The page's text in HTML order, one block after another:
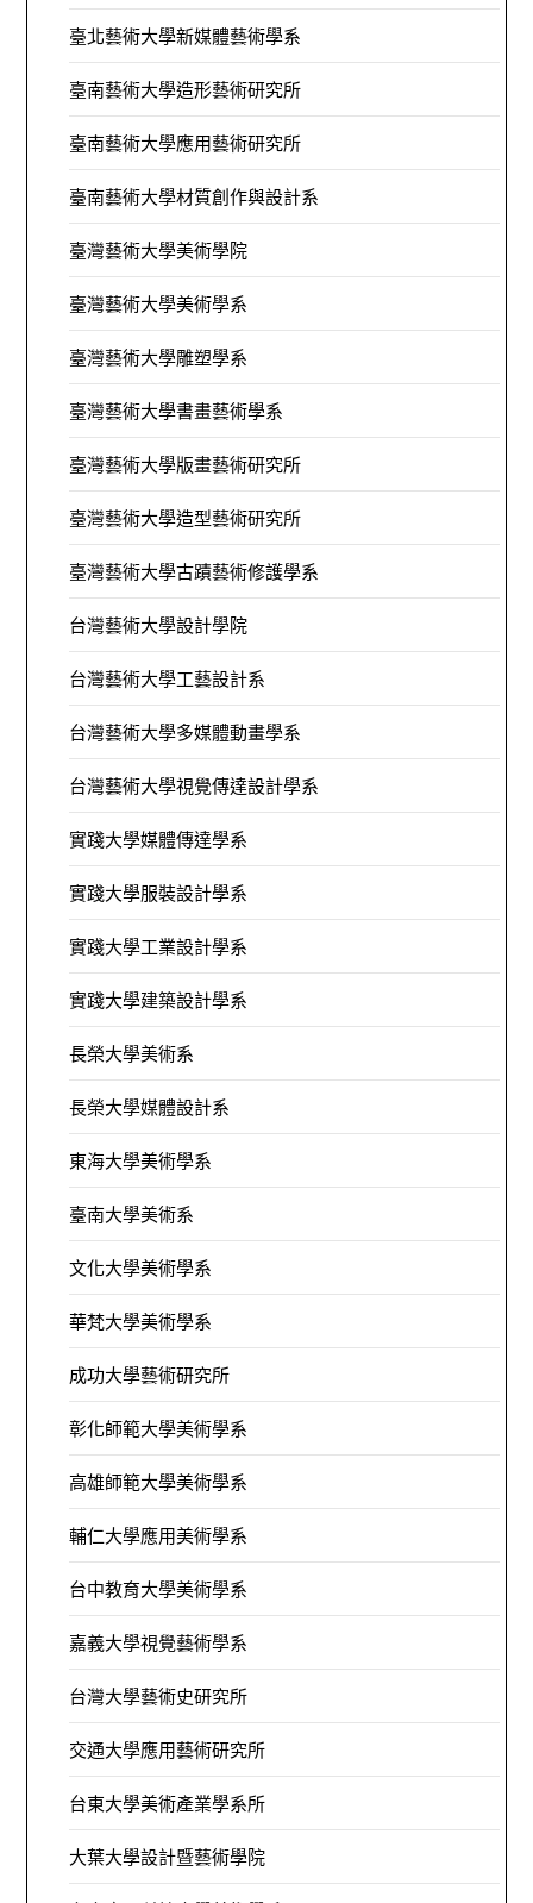
臺北藝術大學新媒體藝術學系
臺南藝術大學造形藝術研究所
臺南藝術大學應用藝術研究所
臺南藝術大學材質創作與設計系
臺灣藝術大學美術學院
臺灣藝術大學美術學系
臺灣藝術大學雕塑學系
臺灣藝術大學書畫藝術學系
臺灣藝術大學版畫藝術研究所
臺灣藝術大學造型藝術研究所
臺灣藝術大學古蹟藝術修護學系
台灣藝術大學設計學院
台灣藝術大學工藝設計系
台灣藝術大學多媒體動畫學系
台灣藝術大學視覺傳達設計學系
實踐大學媒體傳達學系
實踐大學服裝設計學系
實踐大學工業設計學系
實踐大學建築設計學系
長榮大學美術系
長榮大學媒體設計系
東海大學美術學系
臺南大學美術系
文化大學美術學系
華梵大學美術學系
成功大學藝術研究所
彰化師範大學美術學系
高雄師範大學美術學系
輔仁大學應用美術學系
台中教育大學美術學系
嘉義大學視覺藝術學系
台灣大學藝術史研究所
交通大學應用藝術研究所
台東大學美術產業學系所
大葉大學設計暨藝術學院